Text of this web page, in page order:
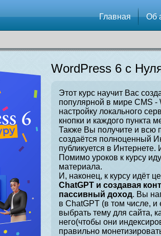
Главная Об
WordPress 6 с
Этот курс научит Вас
популярной в мире CMS -
настройку локального
кнопки и каждого пункта
Также Вы получите и всю
создаётся полноценный
публикуется в
Помимо уроков к курсу
материала.
И, наконец, к курсу идёт
ChatGPT и создавая
пассивный доход. Вы
в ChatGPT (в том числе,
выбрать тему для сайта,
него(чтобы они
правильно